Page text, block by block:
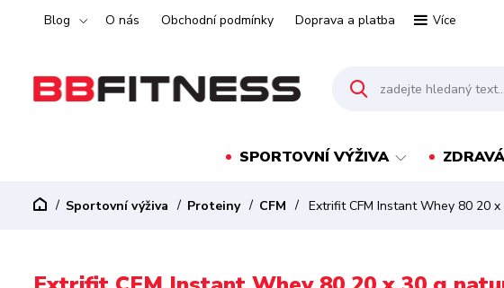
Blog O nás Obchodní podmínky Doprava a platba Více
SPORTOVNÍ VÝŽIVA
Sportovní výživa Proteiny CFM Extrifit CFM Instant Whey 80 20